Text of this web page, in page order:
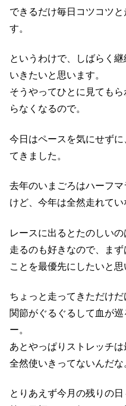
できるだけ毎日コツコツ
す。
というわけで、しばらく
いきたいと思います。
そうやってひとに見ても
らなくなるので。
今日はペースを気にせず
てきました。
去年のいまごろはハーフ
けど、今年は全然走れてい
レースに出るとたのしい
走るのも好きなので、ま
ことを最優先にしたいと思
ちょっと走ってきただけ
関節がぐるぐるして血が
ー。
あとやっぱりストレッチ
全然使いきってないんだな
とりあえず今月の残りの